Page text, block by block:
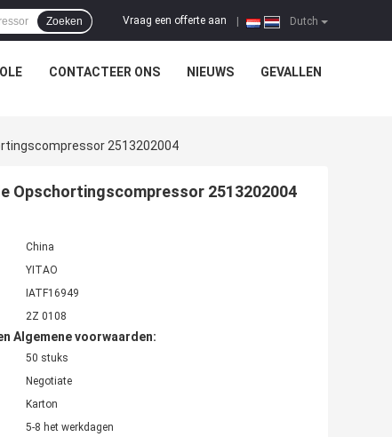
Dutch
Vraag een offerte aan
Zoeken
CONTACTEER ONS NIEUWS GEVALLEN
2513202004
Opschortingscompressor 2513202004
China
YITAO
IATF16949
2Z 0108
Algemene voorwaarden:
50 stuks
Negotiate
Karton
5-8 het werkdagen